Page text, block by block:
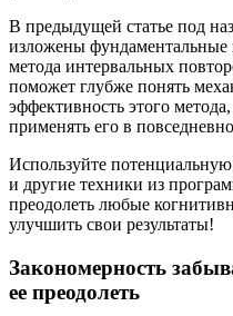
В предыдущей статье под
изложены
метода интервальных
поможет глубже понять
эффективность этого
применять его в
Используйте
и другие техники из
преодолеть любые
улучшить свои результаты!
Закономерность
ее преодолеть